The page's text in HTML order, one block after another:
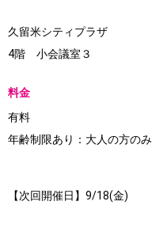
久留米シティプラザ
4階 小会議室３
料金
有料
年齢制限あり：大人の方のみ
【次回開催日】9/18(金)